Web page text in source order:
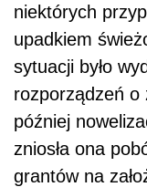
niektórych
upadkiem
sytuacji było
rozporządzeń o
później
zniosła ona
grantów na